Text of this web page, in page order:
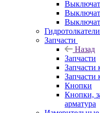
Запчасти
Назад
Запчасти
Запчасти
Запчасти
Кнопки
Кнопки,
арматура